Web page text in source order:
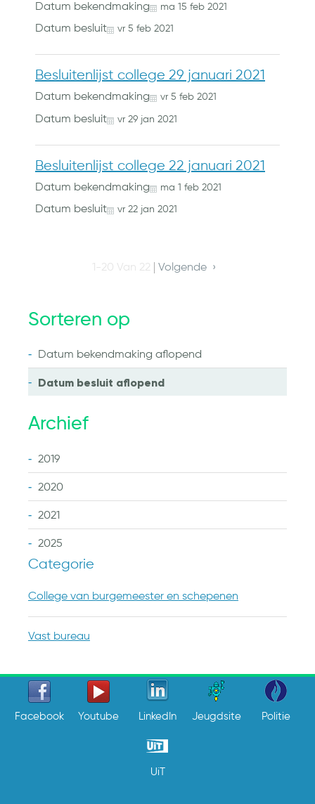
Datum bekendmaking ma 15 feb 2021
Datum besluit vr 5 feb 2021
Besluitenlijst college 29 januari 2021
Datum bekendmaking vr 5 feb 2021
Datum besluit vr 29 jan 2021
Besluitenlijst college 22 januari 2021
Datum bekendmaking ma 1 feb 2021
Datum besluit vr 22 jan 2021
1-20 Van 22 Volgende
Sorteren op
Datum bekendmaking aflopend
Datum besluit aflopend
Archief
2019
2020
2021
2025
Categorie
College van burgemeester en schepenen
Vast bureau
Facebook Youtube LinkedIn Jeugdsite Politie
UiT